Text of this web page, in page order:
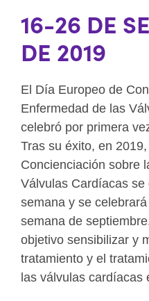
16-26 DE
DE 2019
El Día Europeo de
Enfermedad de las
celebró por primera
Tras su éxito, en
Concienciación sobre
Válvulas Cardíacas se
semana y se
semana de
objetivo sensibilizar y
tratamiento y el
las válvulas cardíacas